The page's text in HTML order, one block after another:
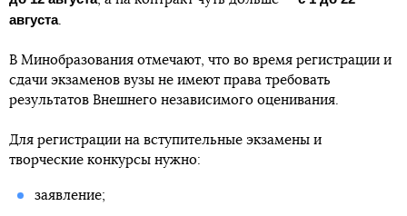
августа.
В Минобразования отмечают, что во время регистрации и
сдачи экзаменов вузы не имеют права требовать
результатов Внешнего независимого оценивания.
Для регистрации на вступительные экзамены и
творческие конкурсы нужно:
заявление;